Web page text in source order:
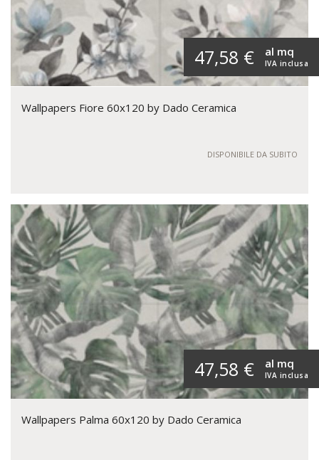
47,58 € IVA inclusa
al mq
Wallpapers Fiore 60x120 by Dado Ceramica
DISPONIBILE DA SUBITO
47,58 € IVA inclusa
al mq
Wallpapers Palma 60x120 by Dado Ceramica